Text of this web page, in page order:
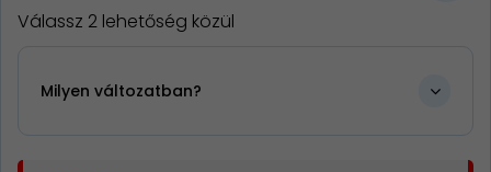
Válassz 2 lehetőség közül
Milyen változatban?